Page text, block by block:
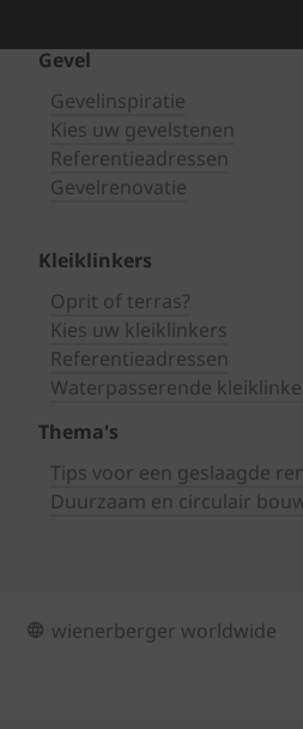
Gevel
Gevelinspiratie
Kies uw gevelstenen
Referentieadressen
Gevelrenovatie
Kleiklinkers
Oprit of terras?
Kies uw kleiklinkers
Referentieadressen
Waterpasserende
Thema's
Tips voor een geslaagde
Duurzaam en circulair
wienerberger worldwide